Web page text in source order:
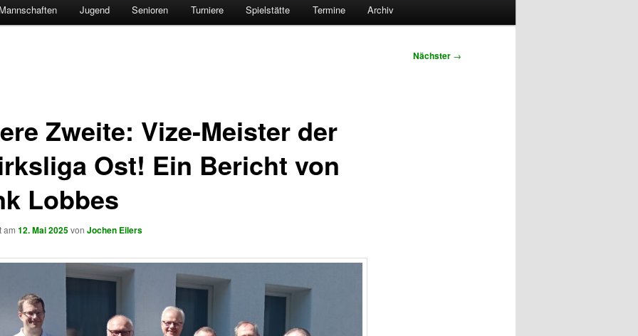
Mannschaften Jugend Senioren Turniere Spielstätte Termine Archiv
Nächster →
Zweite: Vize-Meister der
Ost! Ein Bericht von
Lobbes
am 12. Mai 2025von Jochen Eilers